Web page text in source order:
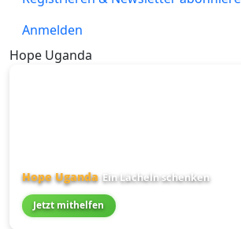
Anmelden
Hope Uganda
Hope Uganda Ein Lächeln schenken
Jetzt mithelfen